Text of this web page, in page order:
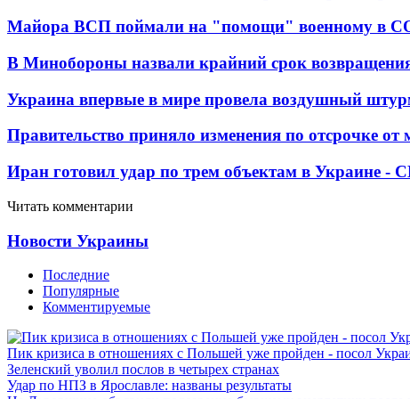
Майора ВСП поймали на "помощи" военному в
В Минобороны назвали крайний срок
Украина впервые в мире провела воздушный
Правительство приняло изменения по отсрочке от
Иран готовил удар по трем объектам в Украине -
Читать комментарии
Новости Украины
Последние
Популярные
Комментируемые
Пик кризиса в отношениях с Польшей уже пройден - посол
Зеленский уволил послов в четырех странах
Удар по НПЗ в Ярославле: названы результаты